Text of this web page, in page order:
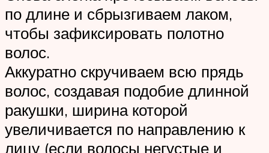
по длине и сбрызгиваем лаком,
чтобы зафиксировать полотно
волос.
Аккуратно скручиваем всю прядь
волос, создавая подобие длинной
ракушки, ширина которой
увеличивается по направлению к
лицу (если волосы негустые и